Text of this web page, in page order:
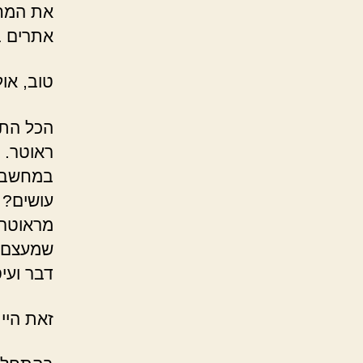
את
אתרים
טוב,
הכל
במחשב
שמעצם
דבר
זאת